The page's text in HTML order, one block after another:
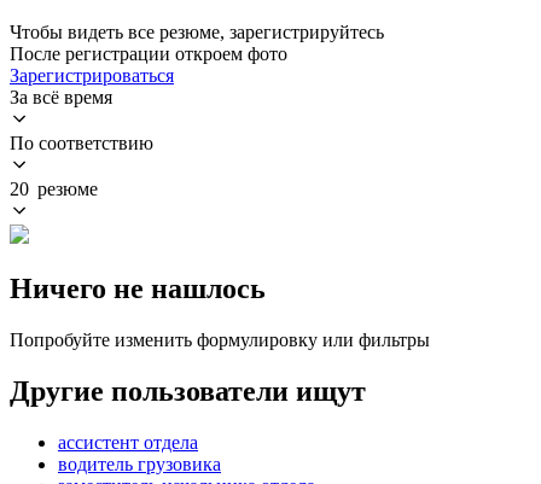
Чтобы видеть все резюме, зарегистрируйтесь
После регистрации откроем фото
Зарегистрироваться
За всё время
По соответствию
20 резюме
Ничего не нашлось
Попробуйте изменить формулировку или фильтры
Другие пользователи ищут
ассистент отдела
водитель грузовика